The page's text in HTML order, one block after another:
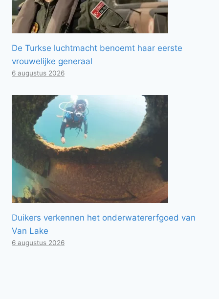
De Turkse luchtmacht benoemt haar eerste
vrouwelijke generaal
6 augustus 2026
Duikers verkennen het onderwatererfgoed van
Van Lake
6 augustus 2026